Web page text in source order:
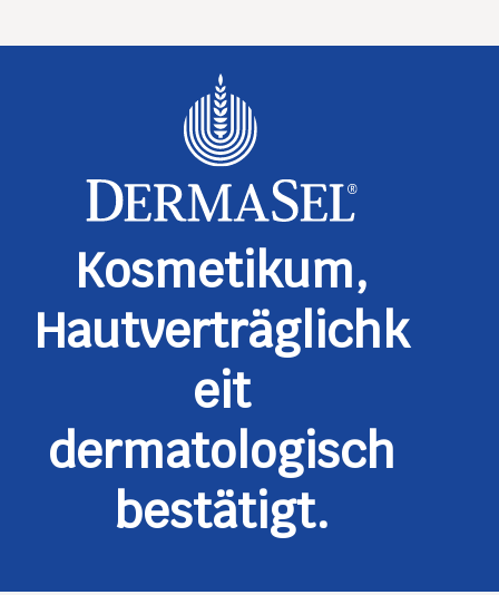
Kosmetikum,
Hautverträglichk
eit
dermatologisch
bestätigt.